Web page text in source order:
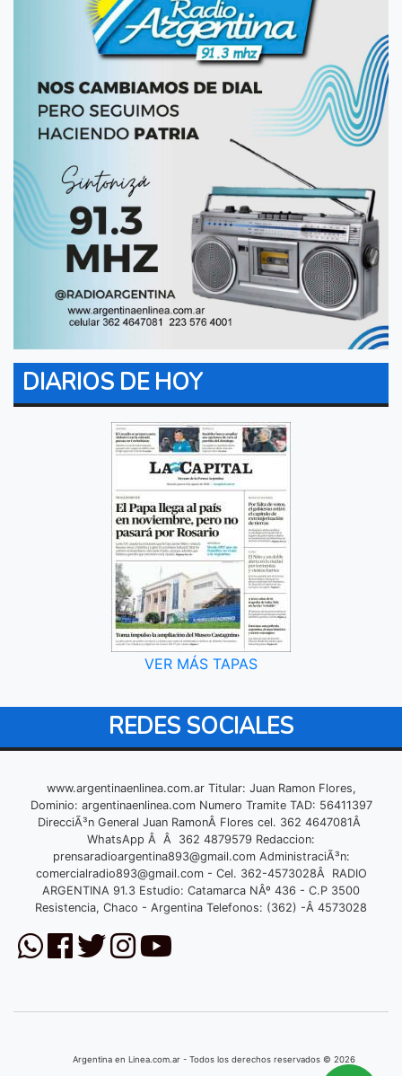
DIARIOS DE HOY
VER MÁS TAPAS
REDES SOCIALES
www.argentinaenlinea.com.ar Titular: Juan Ramon Flores,
Dominio: argentinaenlinea.com Numero Tramite TAD: 56411397
DirecciÃ³n General Juan RamonÂ Flores cel. 362 4647081Â
WhatsApp Â Â 362 4879579 Redaccion:
prensaradioargentina893@gmail.comAdministraciÃ³n:
comercialradio893@gmail.com- Cel. 362-4573028Â RADIO
ARGENTINA 91.3 Estudio: Catamarca NÂº 436 - C.P 3500
Resistencia, Chaco - Argentina Telefonos: (362) -Â 4573028
Argentina en Linea.com.ar - Todos los derechos reservados © 2026